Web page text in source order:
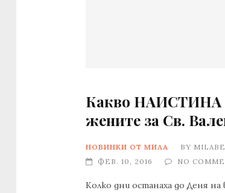
Какво НАИСТИНА
жените за Св.
НОВИНКИ ОТ МИЛА BY
ФЕВ. 10, 2016
NO
Колко дни останаха до Деня на